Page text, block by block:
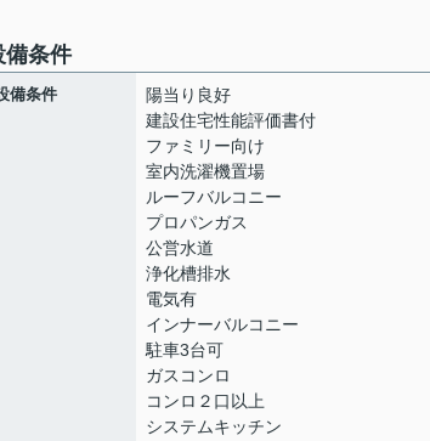
備条件
備条件
陽当り良好
建設住宅性能評価書付
ファミリー向け
室内洗濯機置場
ルーフバルコニー
プロパンガス
公営水道
浄化槽排水
電気有
インナーバルコニー
駐車3台可
ガスコンロ
コンロ２口以上
システムキッチン